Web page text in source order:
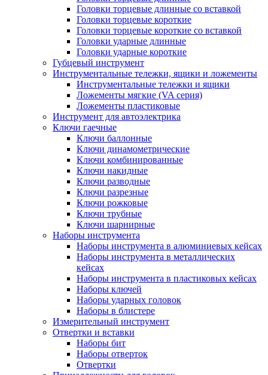
Головки торцевые длинные со вставкой
Головки торцевые короткие
Головки торцевые короткие со вставкой
Головки ударные длинные
Головки ударные короткие
Губцевый инструмент
Инструментальные тележки, ящики и ложементы
Инструментальные тележки и ящики
Ложементы мягкие (VA серия)
Ложементы пластиковые
Инструмент для автоэлектрика
Ключи гаечные
Ключи баллонные
Ключи динамометрические
Ключи комбинированные
Ключи накидные
Ключи разводные
Ключи разрезные
Ключи рожковые
Ключи трубные
Ключи шарнирные
Наборы инструмента
Наборы инструмента в алюминиевых кейсах
Наборы инструмента в металлических
кейсах
Наборы инструмента в пластиковых кейсах
Наборы ключей
Наборы ударных головок
Наборы в блистере
Измерительный инструмент
Отвертки и вставки
Наборы бит
Наборы отверток
Отвертки